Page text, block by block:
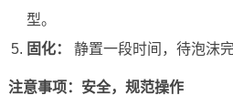
型。
固化：
静置一段时间，待泡沫
注意事项：安全，规范操作